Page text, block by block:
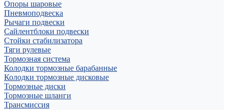
Опоры шаровые
Пневмоподвеска
Рычаги подвески
Сайлентблоки подвески
Стойки стабилизатора
Тяги рулевые
Тормозная система
Колодки тормозные барабанные
Колодки тормозные дисковые
Тормозные диски
Тормозные шланги
Трансмиссия